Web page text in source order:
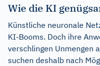
Wie die KI
Künstliche neuronale
KI-Booms. Doch ihre
verschlingen Unmengen
suchen deshalb nach